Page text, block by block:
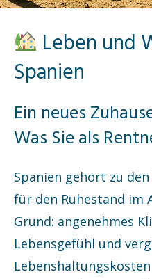
Leben und
Spanien
Ein neues
Was Sie als
Spanien gehört zu
für den Ruhestand im
Grund: angenehmes
Lebensgefühl und